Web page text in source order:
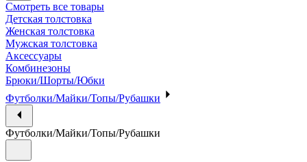
Смотреть все товары
Детская толстовка
Женская толстовка
Мужская толстовка
Аксессуары
Комбинезоны
Брюки/Шорты/Юбки
Футболки/Майки/Топы/Рубашки
Футболки/Майки/Топы/Рубашки